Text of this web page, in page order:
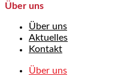
Über uns
Über uns
Aktuelles
Kontakt
Über uns